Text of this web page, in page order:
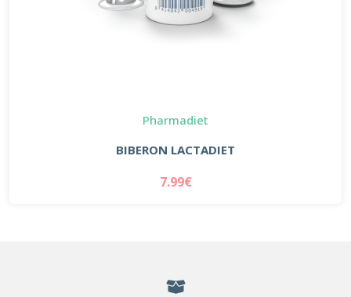
Pharmadiet
BIBERON LACTADIET
7.99€